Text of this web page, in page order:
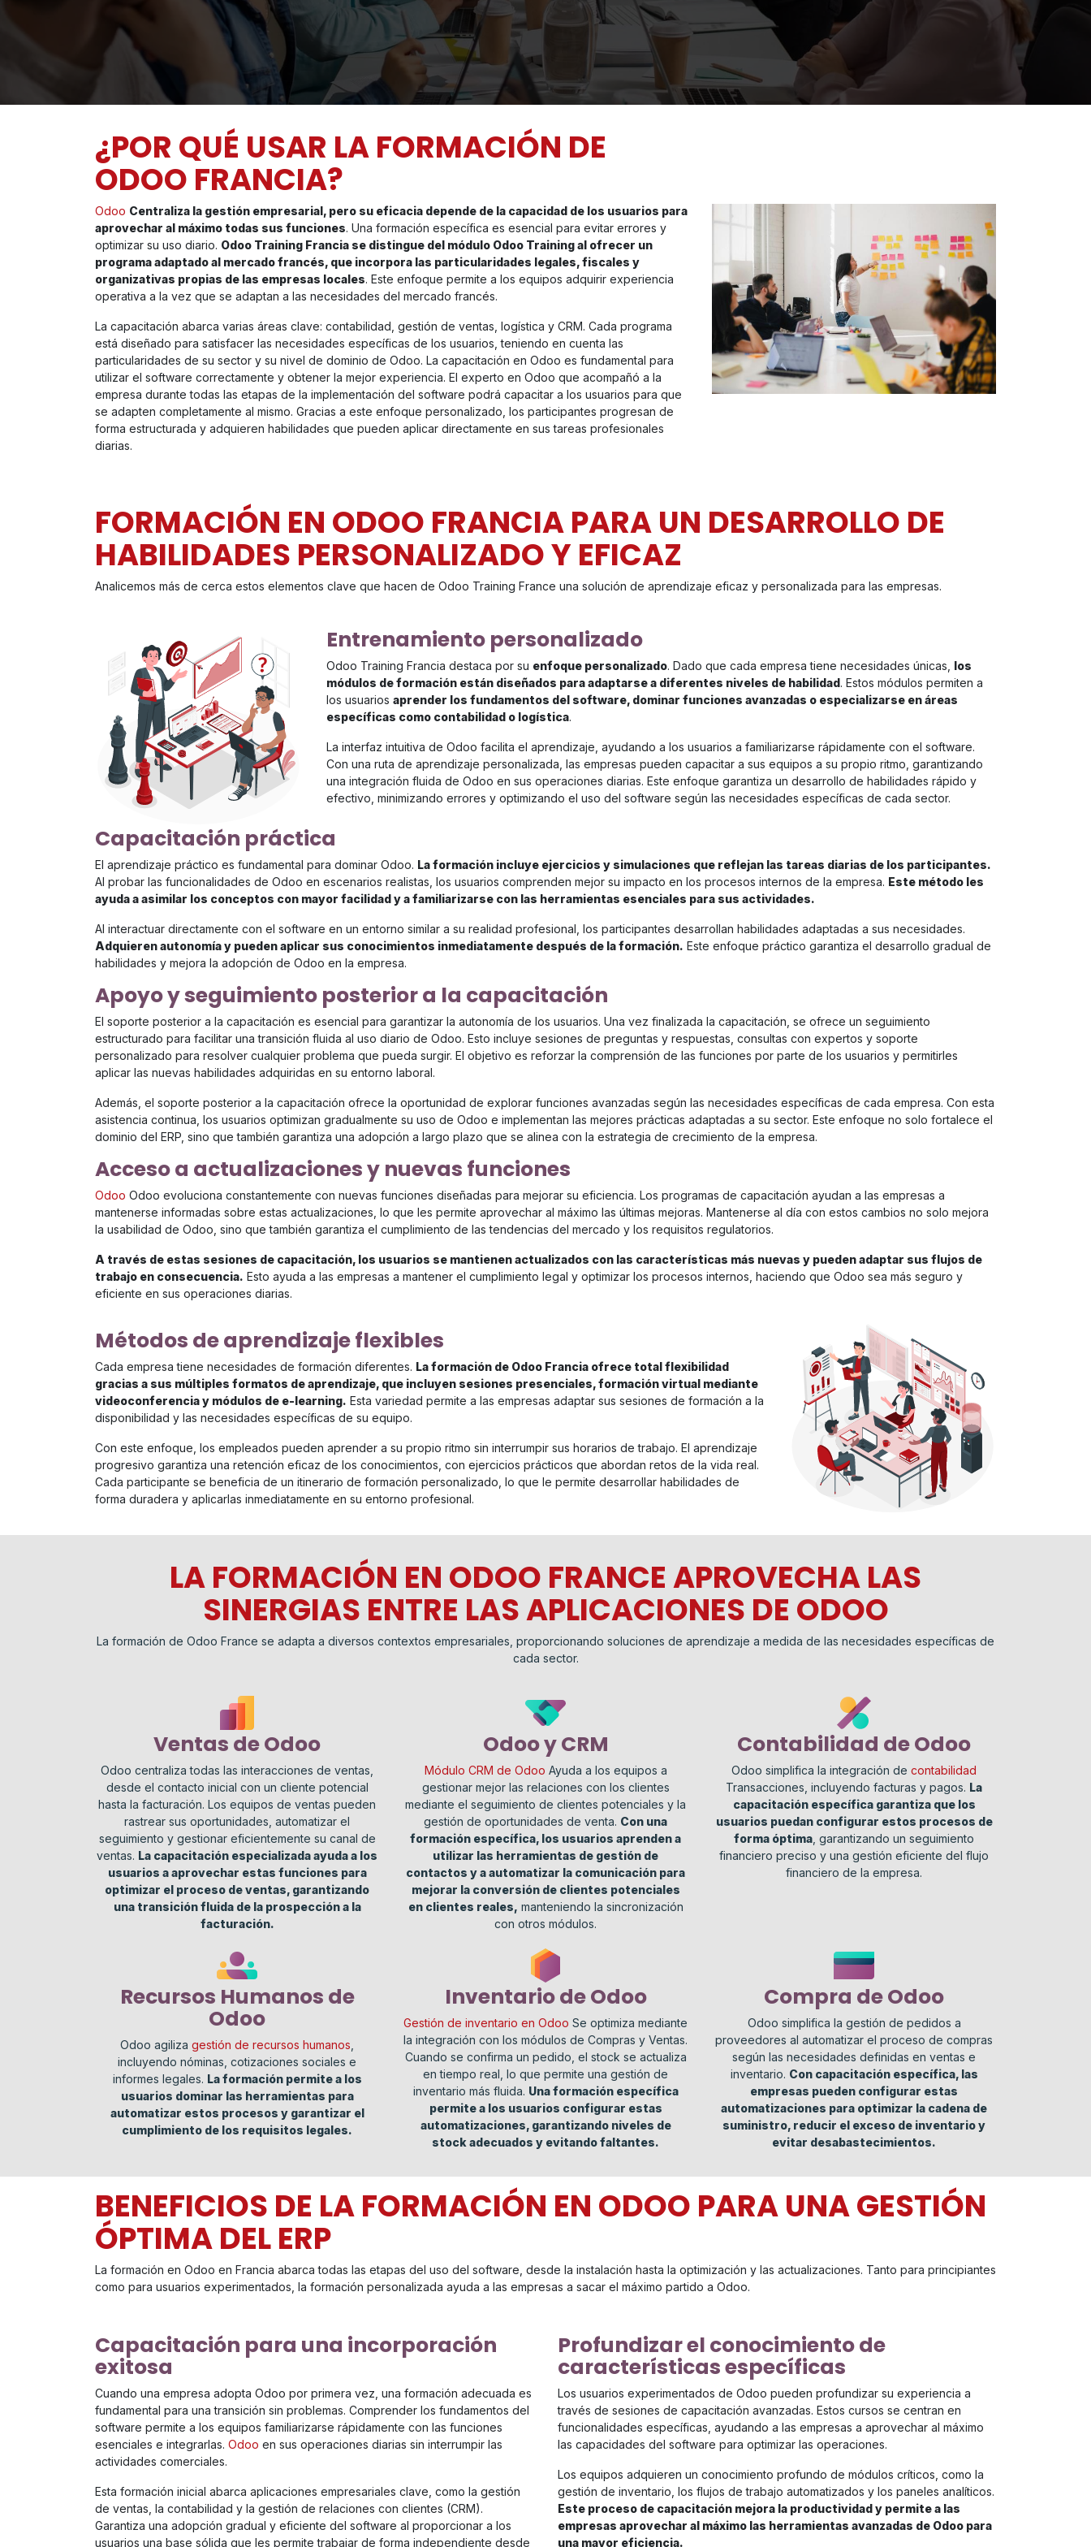
¿POR QUÉ USAR LA FORMACIÓN DE
ODOO FRANCIA?
Odoo Centraliza la gestión empresarial, pero su eficacia depende de la capacidad de los usuarios para
aprovechar al máximo todas sus funciones. Una formación específica es esencial para evitar errores y
optimizar su uso diario. Odoo Training Francia se distingue del módulo Odoo Training al ofrecer un
programa adaptado al mercado francés, que incorpora las particularidades legales, fiscales y
organizativas propias de las empresas locales. Este enfoque permite a los equipos adquirir experiencia
operativa a la vez que se adaptan a las necesidades del mercado francés.
La capacitación abarca varias áreas clave: contabilidad, gestión de ventas, logística y CRM. Cada programa
está diseñado para satisfacer las necesidades específicas de los usuarios, teniendo en cuenta las
particularidades de su sector y su nivel de dominio de Odoo. La capacitación en Odoo es fundamental para
utilizar el software correctamente y obtener la mejor experiencia. El experto en Odoo que acompañó a la
empresa durante todas las etapas de la implementación del software podrá capacitar a los usuarios para que
se adapten completamente al mismo. Gracias a este enfoque personalizado, los participantes progresan de
forma estructurada y adquieren habilidades que pueden aplicar directamente en sus tareas profesionales
diarias.
FORMACIÓN EN ODOO FRANCIA PARA UN DESARROLLO DE
HABILIDADES PERSONALIZADO Y EFICAZ
Analicemos más de cerca estos elementos clave que hacen de Odoo Training France una solución de aprendizaje eficaz y personalizada para las empresas.
Entrenamiento personalizado
Odoo Training Francia destaca por su enfoque personalizado. Dado que cada empresa tiene necesidades únicas, los
módulos de formación están diseñados para adaptarse a diferentes niveles de habilidad. Estos módulos permiten a
los usuarios aprender los fundamentos del software, dominar funciones avanzadas o especializarse en áreas
específicas como contabilidad o logística.
La interfaz intuitiva de Odoo facilita el aprendizaje, ayudando a los usuarios a familiarizarse rápidamente con el software.
Con una ruta de aprendizaje personalizada, las empresas pueden capacitar a sus equipos a su propio ritmo, garantizando
una integración fluida de Odoo en sus operaciones diarias. Este enfoque garantiza un desarrollo de habilidades rápido y
efectivo, minimizando errores y optimizando el uso del software según las necesidades específicas de cada sector.
Capacitación práctica
El aprendizaje práctico es fundamental para dominar Odoo. La formación incluye ejercicios y simulaciones que reflejan las tareas diarias de los participantes.
Al probar las funcionalidades de Odoo en escenarios realistas, los usuarios comprenden mejor su impacto en los procesos internos de la empresa. Este método les
ayuda a asimilar los conceptos con mayor facilidad y a familiarizarse con las herramientas esenciales para sus actividades.
Al interactuar directamente con el software en un entorno similar a su realidad profesional, los participantes desarrollan habilidades adaptadas a sus necesidades.
Adquieren autonomía y pueden aplicar sus conocimientos inmediatamente después de la formación. Este enfoque práctico garantiza el desarrollo gradual de
habilidades y mejora la adopción de Odoo en la empresa.
Apoyo y seguimiento posterior a la capacitación
El soporte posterior a la capacitación es esencial para garantizar la autonomía de los usuarios. Una vez finalizada la capacitación, se ofrece un seguimiento
estructurado para facilitar una transición fluida al uso diario de Odoo. Esto incluye sesiones de preguntas y respuestas, consultas con expertos y soporte
personalizado para resolver cualquier problema que pueda surgir. El objetivo es reforzar la comprensión de las funciones por parte de los usuarios y permitirles
aplicar las nuevas habilidades adquiridas en su entorno laboral.
Además, el soporte posterior a la capacitación ofrece la oportunidad de explorar funciones avanzadas según las necesidades específicas de cada empresa. Con esta
asistencia continua, los usuarios optimizan gradualmente su uso de Odoo e implementan las mejores prácticas adaptadas a su sector. Este enfoque no solo fortalece el
dominio del ERP, sino que también garantiza una adopción a largo plazo que se alinea con la estrategia de crecimiento de la empresa.
Acceso a actualizaciones y nuevas funciones
Odoo Odoo evoluciona constantemente con nuevas funciones diseñadas para mejorar su eficiencia. Los programas de capacitación ayudan a las empresas a
mantenerse informadas sobre estas actualizaciones, lo que les permite aprovechar al máximo las últimas mejoras. Mantenerse al día con estos cambios no solo mejora
la usabilidad de Odoo, sino que también garantiza el cumplimiento de las tendencias del mercado y los requisitos regulatorios.
A través de estas sesiones de capacitación, los usuarios se mantienen actualizados con las características más nuevas y pueden adaptar sus flujos de
trabajo en consecuencia. Esto ayuda a las empresas a mantener el cumplimiento legal y optimizar los procesos internos, haciendo que Odoo sea más seguro y
eficiente en sus operaciones diarias.
Métodos de aprendizaje flexibles
Cada empresa tiene necesidades de formación diferentes. La formación de Odoo Francia ofrece total flexibilidad
gracias a sus múltiples formatos de aprendizaje, que incluyen sesiones presenciales, formación virtual mediante
videoconferencia y módulos de e-learning. Esta variedad permite a las empresas adaptar sus sesiones de formación a la
disponibilidad y las necesidades específicas de su equipo.
Con este enfoque, los empleados pueden aprender a su propio ritmo sin interrumpir sus horarios de trabajo. El aprendizaje
progresivo garantiza una retención eficaz de los conocimientos, con ejercicios prácticos que abordan retos de la vida real.
Cada participante se beneficia de un itinerario de formación personalizado, lo que le permite desarrollar habilidades de
forma duradera y aplicarlas inmediatamente en su entorno profesional.
LA FORMACIÓN EN ODOO FRANCE APROVECHA LAS
SINERGIAS ENTRE LAS APLICACIONES DE ODOO
La formación de Odoo France se adapta a diversos contextos empresariales, proporcionando soluciones de aprendizaje a medida de las necesidades específicas de
cada sector.
Ventas de Odoo
Odoo centraliza todas las interacciones de ventas,
desde el contacto inicial con un cliente potencial
hasta la facturación. Los equipos de ventas pueden
rastrear sus oportunidades, automatizar el
seguimiento y gestionar eficientemente su canal de
ventas. La capacitación especializada ayuda a los
usuarios a aprovechar estas funciones para
optimizar el proceso de ventas, garantizando
una transición fluida de la prospección a la
facturación.
Odoo y CRM
Módulo CRM de Odoo Ayuda a los equipos a
gestionar mejor las relaciones con los clientes
mediante el seguimiento de clientes potenciales y la
gestión de oportunidades de venta. Con una
formación específica, los usuarios aprenden a
utilizar las herramientas de gestión de
contactos y a automatizar la comunicación para
mejorar la conversión de clientes potenciales
en clientes reales, manteniendo la sincronización
con otros módulos.
Contabilidad de Odoo
Odoo simplifica la integración de contabilidad
Transacciones, incluyendo facturas y pagos. La
capacitación específica garantiza que los
usuarios puedan configurar estos procesos de
forma óptima , garantizando un seguimiento
financiero preciso y una gestión eficiente del flujo
financiero de la empresa.
Recursos Humanos de
Odoo
Odoo agiliza gestión de recursos humanos
incluyendo nóminas, cotizaciones sociales e
informes legales. La formación permite a los
usuarios dominar las herramientas para
automatizar estos procesos y garantizar el
cumplimiento de los requisitos legales.
Inventario de Odoo
Gestión de inventario en Odoo Se optimiza mediante
la integración con los módulos de Compras y Ventas.
Cuando se confirma un pedido, el stock se actualiza
en tiempo real, lo que permite una gestión de
inventario más fluida. Una formación específica
permite a los usuarios configurar estas
automatizaciones, garantizando niveles de
stock adecuados y evitando faltantes.
Compra de Odoo
Odoo simplifica la gestión de pedidos a
proveedores al automatizar el proceso de compras
según las necesidades definidas en ventas e
inventario. Con capacitación específica, las
empresas pueden configurar estas
automatizaciones para optimizar la cadena de
suministro, reducir el exceso de inventario y
evitar desabastecimientos.
BENEFICIOS DE LA FORMACIÓN EN ODOO PARA UNA GESTIÓN
ÓPTIMA DEL ERP
La formación en Odoo en Francia abarca todas las etapas del uso del software, desde la instalación hasta la optimización y las actualizaciones. Tanto para principiantes
como para usuarios experimentados, la formación personalizada ayuda a las empresas a sacar el máximo partido a Odoo.
Capacitación para una incorporación
exitosa
Cuando una empresa adopta Odoo por primera vez, una formación adecuada es
fundamental para una transición sin problemas. Comprender los fundamentos del
software permite a los equipos familiarizarse rápidamente con las funciones
esenciales e integrarlas. Odoo en sus operaciones diarias sin interrumpir las
actividades comerciales.
Esta formación inicial abarca aplicaciones empresariales clave, como la gestión
de ventas, la contabilidad y la gestión de relaciones con clientes (CRM).
Garantiza una adopción gradual y eficiente del software al proporcionar a los
usuarios una base sólida que les permite trabajar de forma independiente desde
Profundizar el conocimiento de
características específicas
Los usuarios experimentados de Odoo pueden profundizar su experiencia a
través de sesiones de capacitación avanzadas. Estos cursos se centran en
funcionalidades específicas, ayudando a las empresas a aprovechar al máximo
las capacidades del software para optimizar las operaciones.
Los equipos adquieren un conocimiento profundo de módulos críticos, como la
gestión de inventario, los flujos de trabajo automatizados y los paneles analíticos.
Este proceso de capacitación mejora la productividad y permite a las
empresas aprovechar al máximo las herramientas avanzadas de Odoo para
una mayor eficiencia.